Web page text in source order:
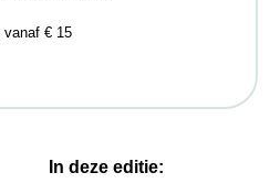
In deze editie:
vanaf € 15